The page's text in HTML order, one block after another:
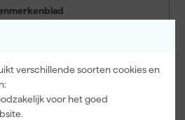
verschillende soorten cookies en
voor het goed